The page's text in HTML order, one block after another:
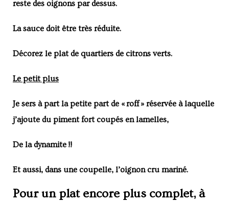
reste des oignons par dessus.
La sauce doit être très réduite.
Décorez le plat de quartiers de citrons verts.
Le petit plus
Je sers à part la petite part de « roff » réservée à laquelle
j’ajoute du piment fort coupés en lamelles,
De la dynamite !!
Et aussi, dans une coupelle, l’oignon cru mariné.
Pour un plat encore plus complet, à